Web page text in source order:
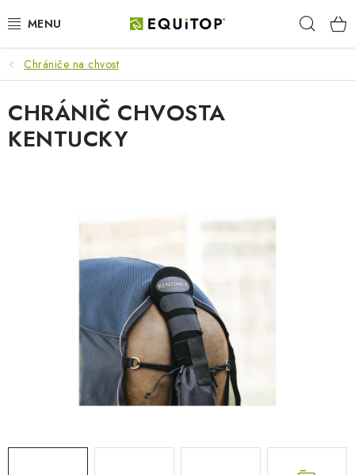
na
JAZDEC
KÔŇ
PONY
DARČEKOVÉ POUKAZY
Chrániče na chvost
CHRÁNIČ CHVOSTA
KENTUCKY